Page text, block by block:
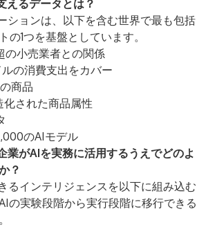
えるデータとは？
ションは、以下を含む世界で最も包括
の1つを基盤としています。
の小売業者との関係
の消費支出をカバー
商品
化された商品属性
のAIモデル
業がAIを実務に活用するうえでどのよ
？
るインテリジェンスを以下に組み込む
の実験段階から実行段階に移行できる